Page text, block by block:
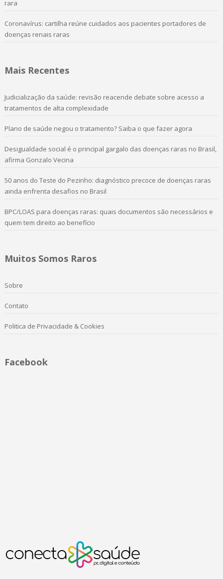
rara
Coronavírus: cartilha reúne cuidados aos pacientes portadores de
doenças renais raras
Mais Recentes
Judicialização da saúde: revisão reacende debate sobre acesso a
tratamentos de alta complexidade
Plano de saúde negou o tratamento? Saiba o que fazer agora
Desigualdade social é o principal gargalo das doenças raras no Brasil,
afirma Gonzalo Vecina
50 anos do Teste do Pezinho: diagnóstico precoce de doenças raras
ainda enfrenta desafios no Brasil
BPC/LOAS para doenças raras: quais documentos são necessários e
quem tem direito ao benefício
Muitos Somos Raros
Sobre
Contato
Politica de Privacidade & Cookies
Facebook